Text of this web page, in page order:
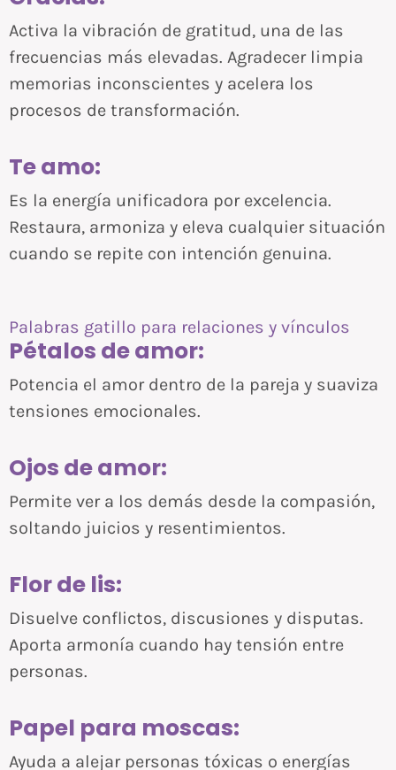
Activa la vibración de gratitud, una de las
frecuencias más elevadas. Agradecer limpia
memorias inconscientes y acelera los
procesos de transformación.
Te amo:
Es la energía unificadora por excelencia.
Restaura, armoniza y eleva cualquier situación
cuando se repite con intención genuina.
Palabras gatillo para relaciones y vínculos
Pétalos de amor:
Potencia el amor dentro de la pareja y suaviza
tensiones emocionales.
Ojos de amor:
Permite ver a los demás desde la compasión,
soltando juicios y resentimientos.
Flor de lis:
Disuelve conflictos, discusiones y disputas.
Aporta armonía cuando hay tensión entre
personas.
Papel para moscas:
Ayuda a alejar personas tóxicas o energías